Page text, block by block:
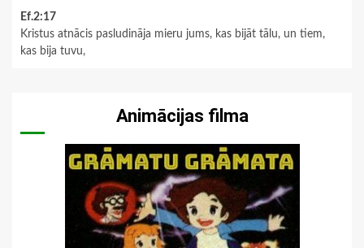
Ef.2:17
Kristus atnācis pasludināja mieru jums, kas bijāt tālu, un tiem,
kas bija tuvu,
Animācijas filma